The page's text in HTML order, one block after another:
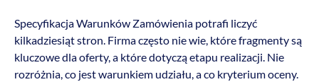
Specyfikacja Warunków Zamówienia potrafi liczyć
kilkadziesiąt stron. Firma często nie wie, które fragmenty są
kluczowe dla oferty, a które dotyczą etapu realizacji. Nie
rozróżnia, co jest warunkiem udziału, a co kryterium oceny.